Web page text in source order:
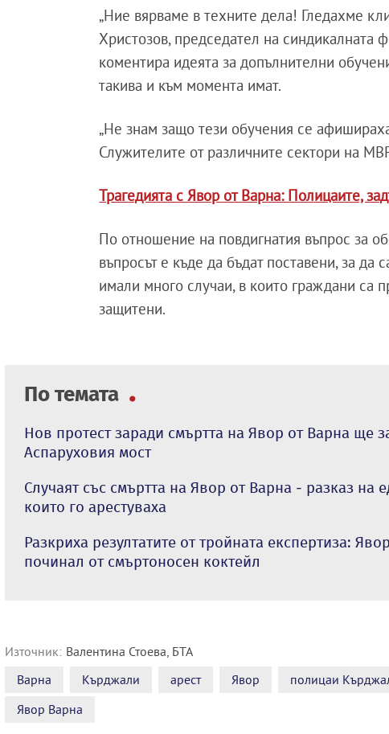
„Ние вярваме в техните дела! Гледахме
Христозов, председател на
коментира идеята за допълнителни
такива и към момента имат.
„Не знам защо тези обучения се
Служителите от различните сектори на
Трагедията с Явор от Варна: Полицаите,
По отношение на повдигнатия въпрос за
въпросът е къде да бъдат поставени, за да
имали много случаи, в които граждани са
защитени.
По темата
Нов протест заради смъртта на Явор от Варна ще
Аспаруховия мост
Случаят със смъртта на Явор от Варна - разказ на
които го арестуваха
Разкриха резултатите от тройната експертиза:
починал от смъртоносен коктейл
Източник: Валентина Стоева, БТА
Варна
Кърджали арест Явор полицаи
Явор Варна